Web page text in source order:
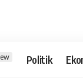
Politik